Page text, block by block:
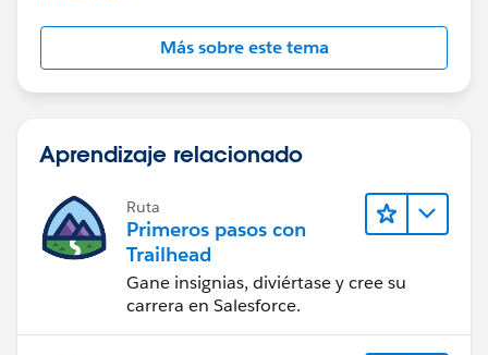
Más sobre este tema
Aprendizaje relacionado
Ruta
Primeros pasos con
Trailhead
Gane insignias, diviértase y cree su
carrera en Salesforce.